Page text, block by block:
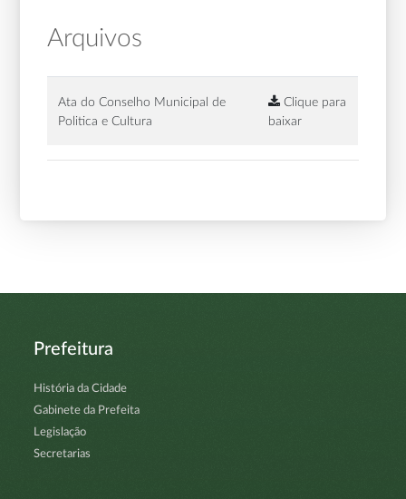
Arquivos
Ata do Conselho Municipal de
Politica e Cultura
Clique para
baixar
Prefeitura
História da Cidade
Gabinete da Prefeita
Legislação
Secretarias